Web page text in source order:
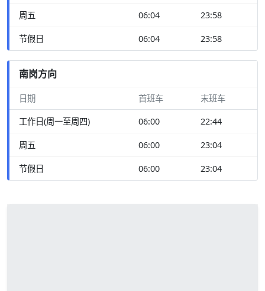
周五 06:04 23:58
节假日 06:04 23:58
南岗方向
日期 首班车 末班车
工作日(周一至周四) 06:00 22:44
周五 06:00 23:04
节假日 06:00 23:04